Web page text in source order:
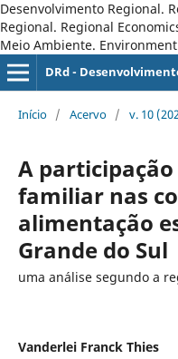
Desenvolvimento Regional.
Regional. Regional
Meio Ambiente.
DRd -
Início / Acervo / v. 10
A
familiar nas
alimentação
Grande do Sul
uma análise segundo a
Vanderlei Franck Thies